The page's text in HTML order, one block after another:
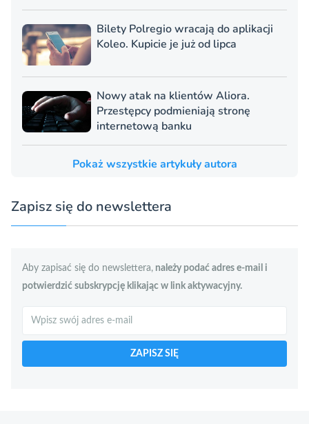
Bilety Polregio wracają do aplikacji
Koleo. Kupicie je już od lipca
Nowy atak na klientów Aliora.
Przestępcy podmieniają stronę
internetową banku
Pokaż wszystkie artykuły autora
Zapisz się do newslettera
Aby zapisać się do newslettera, należy podać adres e-mail i
potwierdzić subskrypcję klikając w link aktywacyjny.
Szukaj
ZAPISZ SIĘ